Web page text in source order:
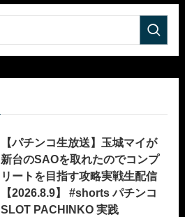
【パチンコ生放送】玉城マイが
新台のSAOを取れたのでコンプ
リートを目指す攻略実戦生配信
【2026.8.9】 #shorts パチンコ
SLOT PACHINKO 実践